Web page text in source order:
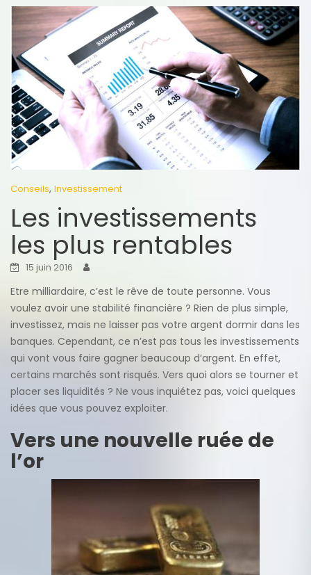
Conseils, Investissement
Les investissements
les plus rentables
15 juin 2016
Etre milliardaire, c’est le rêve de toute personne. Vous
voulez avoir une stabilité financière ? Rien de plus simple,
investissez, mais ne laisser pas votre argent dormir dans les
banques. Cependant, ce n’est pas tous les investissements
qui vont vous faire gagner beaucoup d’argent. En effet,
certains marchés sont risqués. Vers quoi alors se tourner et
placer ses liquidités ? Ne vous inquiétez pas, voici quelques
idées que vous pouvez exploiter.
Vers une nouvelle ruée de
l’or